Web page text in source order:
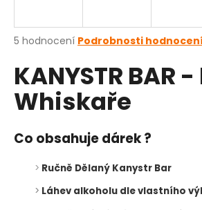
Průměrné
produktu
je
5,0
z
hvězdiček.
5 hodnocení Podrobnosti hodnocení
KANYSTR BAR
Whiskaře
Co obsahuje dárek ?
> Ručně Dělaný Kanystr Bar
> Láhev alkoholu dle vlastního
j
t
?